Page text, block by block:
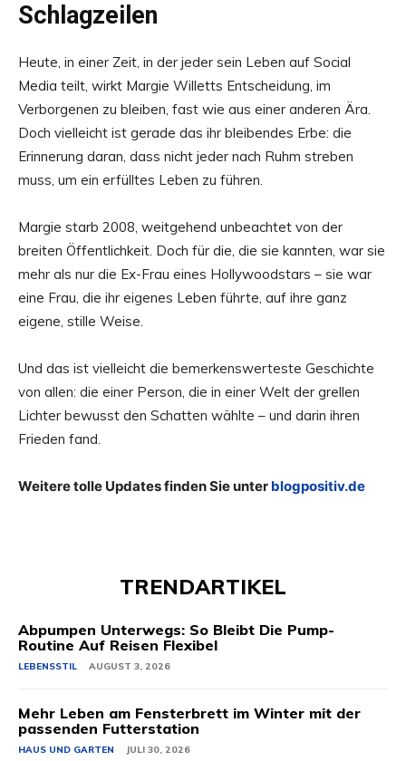
Schlagzeilen
Heute, in einer Zeit, in der jeder sein Leben auf Social
Media teilt, wirkt Margie Willetts Entscheidung, im
Verborgenen zu bleiben, fast wie aus einer anderen Ära.
Doch vielleicht ist gerade das ihr bleibendes Erbe: die
Erinnerung daran, dass nicht jeder nach Ruhm streben
muss, um ein erfülltes Leben zu führen.
Margie starb 2008, weitgehend unbeachtet von der
breiten Öffentlichkeit. Doch für die, die sie kannten, war sie
mehr als nur die Ex-Frau eines Hollywoodstars – sie war
eine Frau, die ihr eigenes Leben führte, auf ihre ganz
eigene, stille Weise.
Und das ist vielleicht die bemerkenswerteste Geschichte
von allen: die einer Person, die in einer Welt der grellen
Lichter bewusst den Schatten wählte – und darin ihren
Frieden fand.
Weitere tolle Updates finden Sie unter blogpositiv.de
TRENDARTIKEL
Abpumpen Unterwegs: So Bleibt Die Pump-
Routine Auf Reisen Flexibel
LEBENSSTIL AUGUST 3, 2026
Mehr Leben am Fensterbrett im Winter mit der
passenden Futterstation
HAUS UND GARTEN JULI 30, 2026